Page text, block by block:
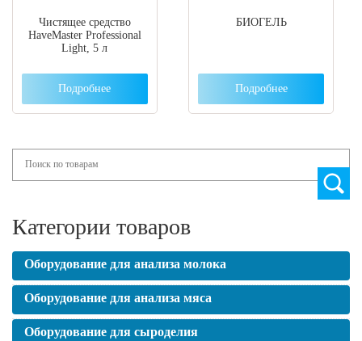
Чистящее средство
HaveMaster Professional
Light, 5 л
Подробнее
БИОГЕЛЬ
Подробнее
Категории товаров
Оборудование для анализа молока
Оборудование для анализа мяса
Оборудование для сыроделия